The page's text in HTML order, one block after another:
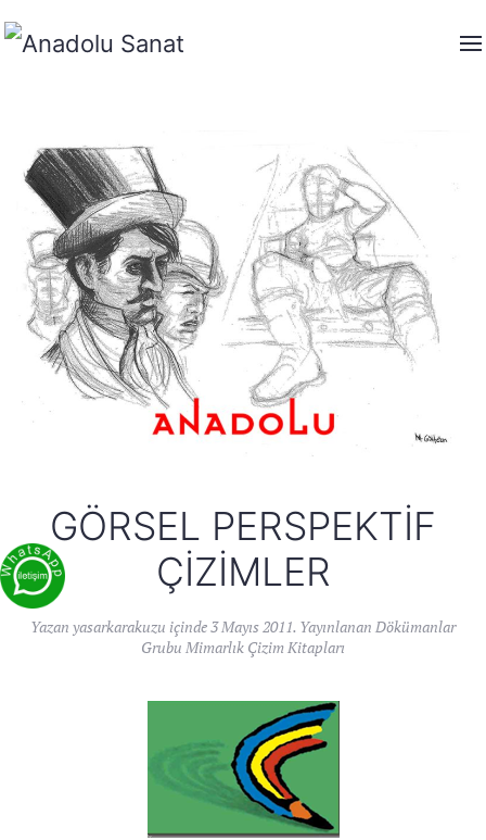
GÖRSEL PERSPEKTIF
ÇIZIMLER
Yazan yasarkarakuzu içinde3 Mayıs 2011. Yayınlanan Dökümanlar
Grubu Mimarlık Çizim Kitapları